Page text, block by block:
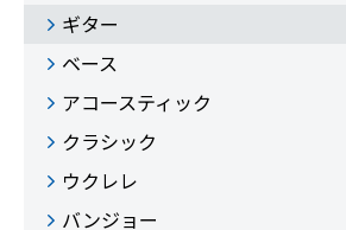
ギター
ベース
アコースティック
クラシック
ウクレレ
バンジョー